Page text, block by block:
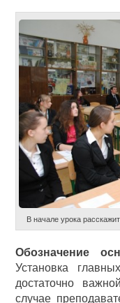
В начале урока
Обозначение
Установка
достаточно
случае